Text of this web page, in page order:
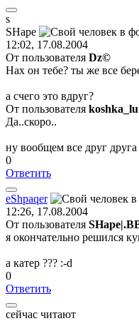
s
SHape
12:02, 17.08.2004
От пользователя Dz©
Нах он тебе? ты же все
а счего это вдруг?
От пользователя koshka_lu
Да..скоро..
ну вообщем все друг
0
Ответить
eShpaqer
12:26, 17.08.2004
От пользователя
я окончательно решился
а катер ??? :-d
0
Ответить
сейчас читают